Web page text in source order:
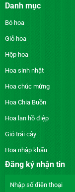
Danh mục
Bó hoa
Giỏ hoa
Hộp hoa
Hoa sinh nhật
Hoa chúc mừng
Hoa Chia Buồn
Hoa lan hồ điệp
Giỏ trái cây
Hoa nhập khẩu
Đăng ký nhận tin